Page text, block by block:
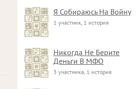
Я Собираюсь На Войну
1 участник, 1 история
Никогда Не Берите
Деньги В МФО
3 участника, 1 история